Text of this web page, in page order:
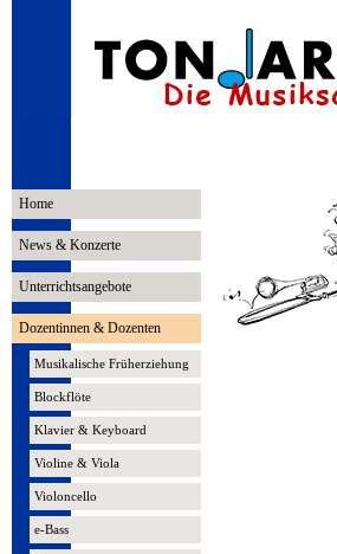
Home
News & Konzerte
Unterrichtsangebote
Dozentinnen & Dozenten
Musikalische Früherziehung
Blockflöte
Klavier & Keyboard
Violine & Viola
Violoncello
e-Bass